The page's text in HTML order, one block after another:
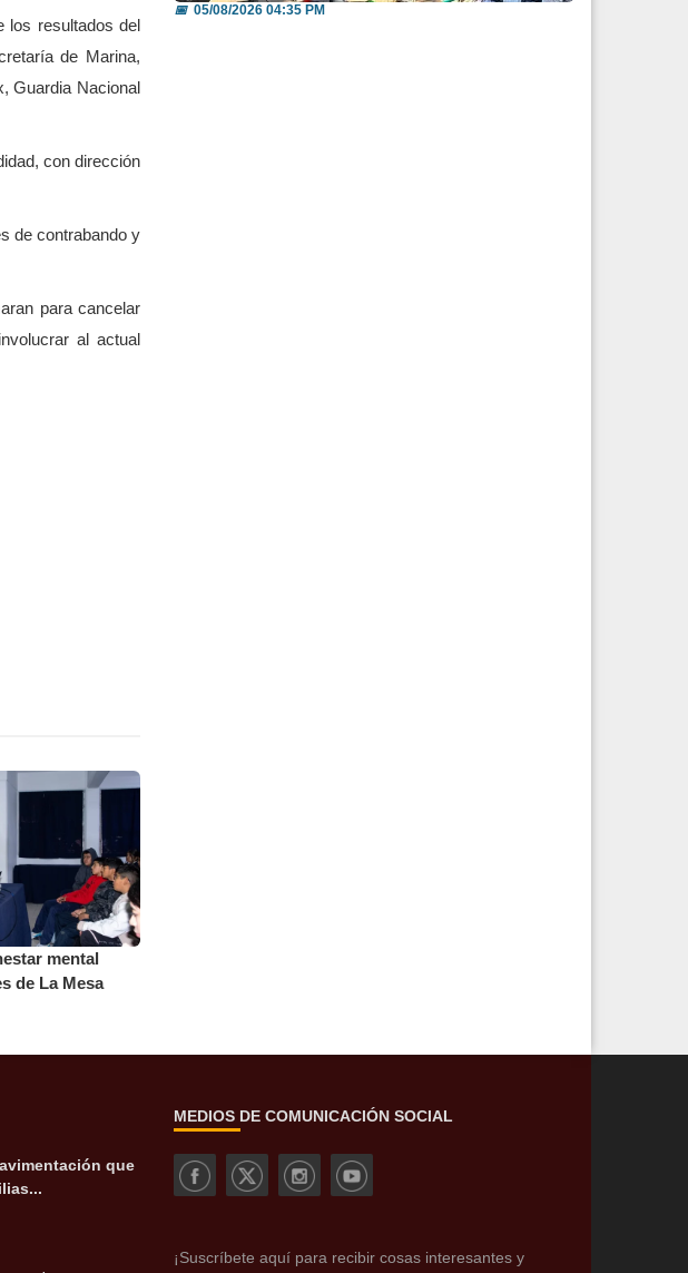
los resultados del
de Marina,
Guardia Nacional
con dirección
de contrabando y
para cancelar
al actual
mental
de La Mesa
📅05/08/2026 04:35 PM
que
MEDIOS DE COMUNICACIÓN SOCIAL
¡Suscríbete aquí para recibir cosas interesantes y